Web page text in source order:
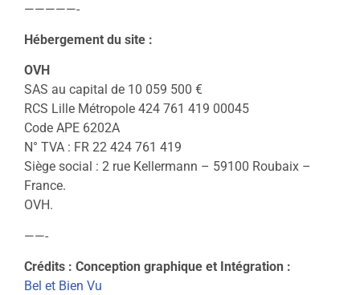
—————-
Hébergement du site :
OVH
SAS au capital de 10 059 500 €
RCS Lille Métropole 424 761 419 00045
Code APE 6202A
N° TVA : FR 22 424 761 419
Siège social : 2 rue Kellermann – 59100 Roubaix –
France.
OVH.
——-
Crédits : Conception graphique et Intégration :
Bel et Bien Vu